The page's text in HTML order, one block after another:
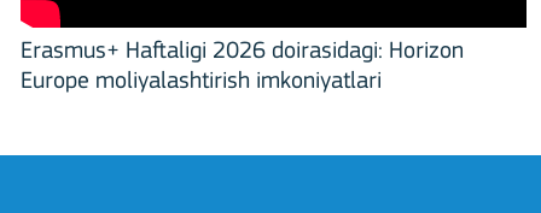
Erasmus+ Haftaligi 2026 doirasidagi: Horizon
Europe moliyalashtirish imkoniyatlari